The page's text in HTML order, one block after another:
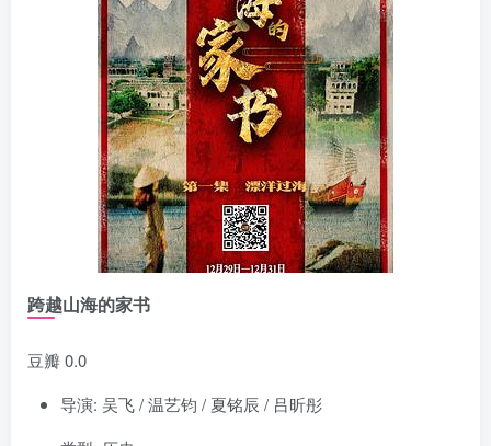
跨越山海的家书
豆瓣 0.0
导演: 吴飞 / 温艺钧 / 夏铭辰 / 吕昕彤